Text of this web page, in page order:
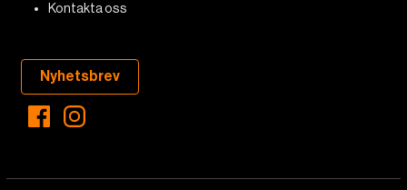
Kontakta oss
Nyhetsbrev